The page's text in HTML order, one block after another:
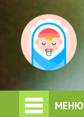
МЕНЮ